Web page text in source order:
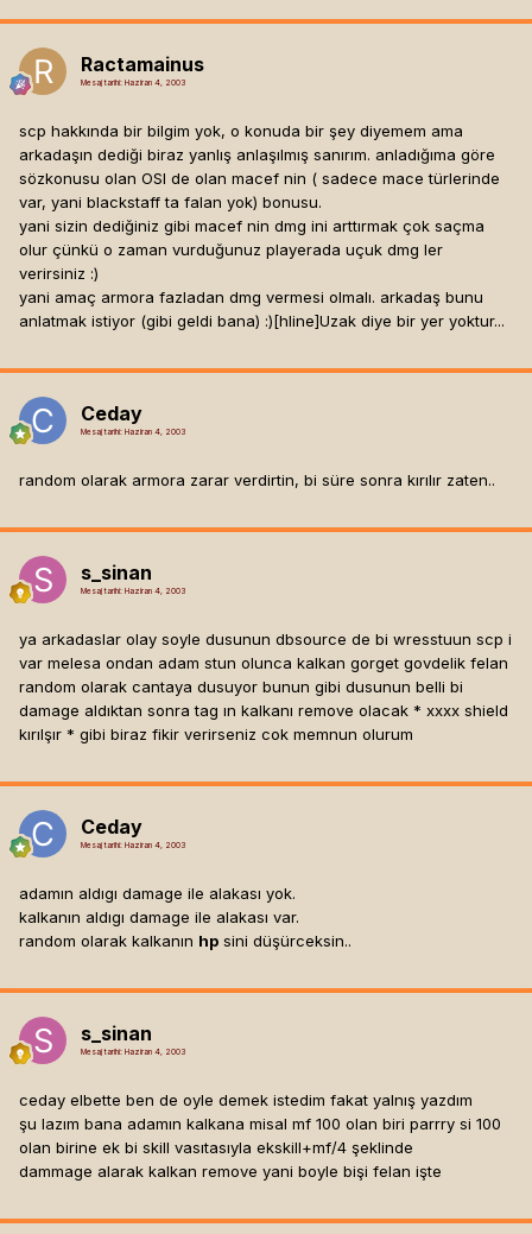
Ractamainus
Mesaj tarihi: Haziran 4, 2003
scp hakkında bir bilgim yok, o konuda bir şey diyemem ama
arkadaşın dediği biraz yanlış anlaşılmış sanırım. anladığıma göre
sözkonusu olan OSI de olan macef nin ( sadece mace türlerinde
var, yani blackstaff ta falan yok) bonusu.
yani sizin dediğiniz gibi macef nin dmg ini arttırmak çok saçma
olur çünkü o zaman vurduğunuz playerada uçuk dmg ler
verirsiniz :)
yani amaç armora fazladan dmg vermesi olmalı. arkadaş bunu
anlatmak istiyor (gibi geldi bana) :)[hline]Uzak diye bir yer yoktur...
Ceday
Mesaj tarihi: Haziran 4, 2003
random olarak armora zarar verdirtin, bi süre sonra kırılır zaten..
s_sinan
Mesaj tarihi: Haziran 4, 2003
ya arkadaslar olay soyle dusunun dbsource de bi wresstuun scp i
var melesa ondan adam stun olunca kalkan gorget govdelik felan
random olarak cantaya dusuyor bunun gibi dusunun belli bi
damage aldıktan sonra tag ın kalkanı remove olacak * xxxx shield
kırılşır * gibi biraz fikir verirseniz cok memnun olurum
Ceday
Mesaj tarihi: Haziran 4, 2003
adamın aldıgı damage ile alakası yok.
kalkanın aldıgı damage ile alakası var.
random olarak kalkanın hp sini düşürceksin..
s_sinan
Mesaj tarihi: Haziran 4, 2003
ceday elbette ben de oyle demek istedim fakat yalnış yazdım
şu lazım bana adamın kalkana misal mf 100 olan biri parrry si 100
olan birine ek bi skill vasıtasıyla ekskill+mf/4 şeklinde
dammage alarak kalkan remove yani boyle bişi felan işte